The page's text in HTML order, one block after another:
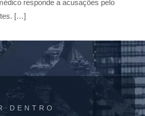
responde a acusações pelo
[…]
DENTRO